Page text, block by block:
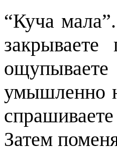
“Куча
умышленно
Затем